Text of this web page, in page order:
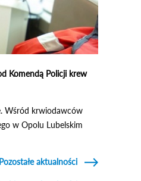
Komendą Policji krew
Wśród krwiodawców
w Opolu Lubelskim
Pozostałe aktualności